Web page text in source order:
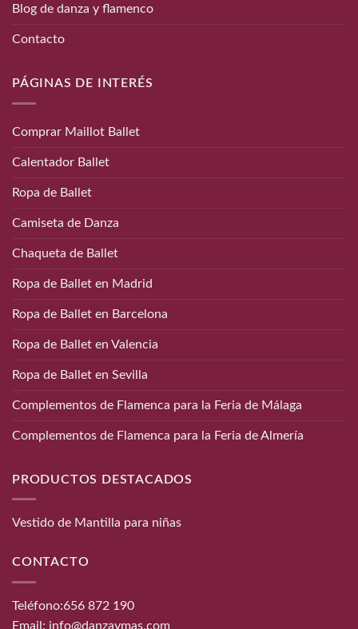
Blog de danza y flamenco
Contacto
PÁGINAS DE INTERÉS
Comprar Maillot Ballet
Calentador Ballet
Ropa de Ballet
Camiseta de Danza
Chaqueta de Ballet
Ropa de Ballet en Madrid
Ropa de Ballet en Barcelona
Ropa de Ballet en Valencia
Ropa de Ballet en Sevilla
Complementos de Flamenca para la Feria de Málaga
Complementos de Flamenca para la Feria de Almería
PRODUCTOS DESTACADOS
Vestido de Mantilla para niñas
CONTACTO
Teléfono:656 872 190
Email: info@danzaymas.com